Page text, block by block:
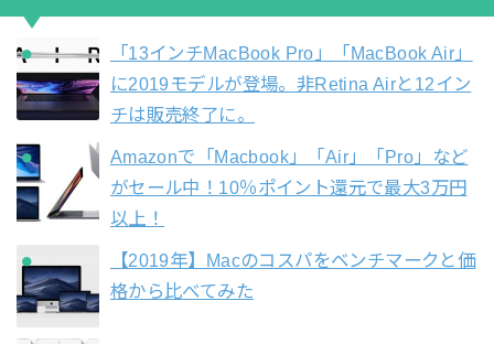
「13インチMacBook Pro」「MacBook Air」
に2019モデルが登場。非Retina Airと12イン
チは販売終了に。
Amazonで「Macbook」「Air」「Pro」など
がセール中！10％ポイント還元で最大3万円
以上！
【2019年】Macのコスパをベンチマークと価
格から比べてみた